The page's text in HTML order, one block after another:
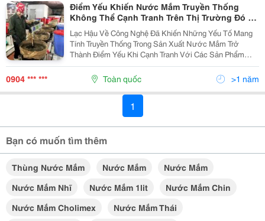
Điểm Yếu Khiến Nước Mắm Truyền Thống
Không Thể Cạnh Tranh Trên Thị Trường Đó Là
Gì?
Lạc Hậu Về Công Nghệ Đã Khiến Những Yếu Tố Mang
Tính Truyền Thống Trong Sản Xuất Nước Mắm Trở
Thành Điểm Yếu Khi Cạnh Tranh Với Các Sản Phẩm
Công Nghiệp Trên Thị Trường. Ứng Dụng Khoa Học
Công Nghệ Vào Sản Xuất Nước Mắm Truyền Thống
Nước Mắm Là...
0904 *** *** Toàn quốc >1 năm
1
Bạn có muốn tìm thêm
Thùng Nước Mắm Nước Mắm
Nước Mắm
Nước Mắm Nhĩ
Nước Mắm 1lit
Nước Mắm Chin
Nước Mắm Cholimex
Nước Mắm Thái